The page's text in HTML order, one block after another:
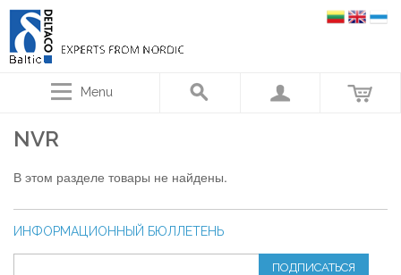
Menu
NVR
В этом разделе товары не найдены.
ИНФОРМАЦИОННЫЙ БЮЛЛЕТЕНЬ
ПОДПИСАТЬСЯ